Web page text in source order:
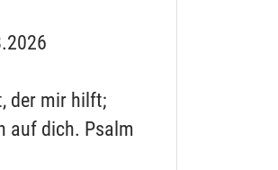
der mir hilft;
auf dich. Psalm